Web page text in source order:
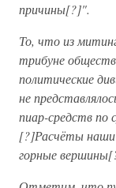
причины[?]".
То, что из
трибуне
политические
не
пиар-средств по
[?]Расчёты
горные